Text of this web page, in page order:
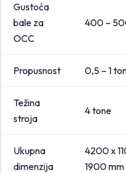
Gustoća
bale za
OCC
400 –
Propusnost 0,5 – 1
Težina
stroja
4 tone
Ukupna
dimenzija
4200 x
1900 mm